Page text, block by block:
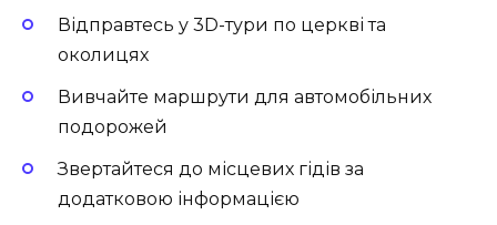
Відправтесь у 3D-тури по церкві та
околицях
Вивчайте маршрути для автомобільних
подорожей
Звертайтеся до місцевих гідів за
додатковою інформацією